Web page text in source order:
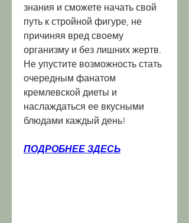
знания и сможете начать свой
путь к стройной фигуре, не
причиняя вред своему
организму и без лишних жертв.
Не упустите возможность стать
очередным фанатом
кремлевской диеты и
наслаждаться ее вкусными
блюдами каждый день!
ПОДРОБНЕЕ ЗДЕСЬ